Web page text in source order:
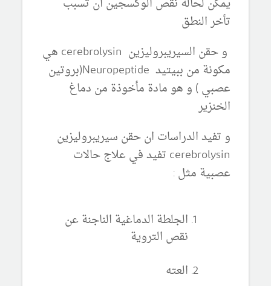
تأخر النطق
و حقن السيريبروليزين cerebrolysin هي
مكونة من ببيتيد Neuropeptide(بروتين
عصبي ) و هو مادة مأخوذة من دماغ
الخنزير
و تفيد الدراسات ان حقن سيريبروليزين
cerebrolysin تفيد في علاج حالات
عصبية مثل :
الجلطة الدماغية الناجنة عن
نقص التروية
العته